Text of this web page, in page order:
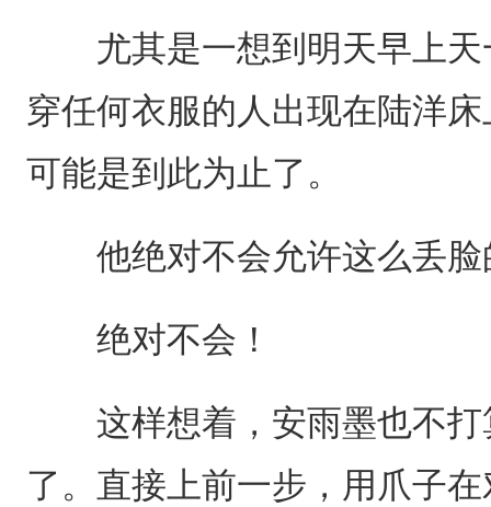
尤其是一想到明天早上天
穿任何衣服的人出现在陆洋
可能是到此为止了。
他绝对不会允许这么丢脸
绝对不会！
这样想着，安雨墨也不打
了。直接上前一步，用爪子